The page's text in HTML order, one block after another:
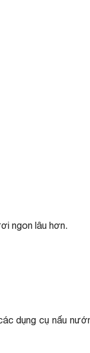
ngon lâu hơn.
dụng cụ nấu